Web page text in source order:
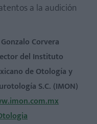
a la audición
Corvera
del Instituto
de Otología y
S.C. (IMON)